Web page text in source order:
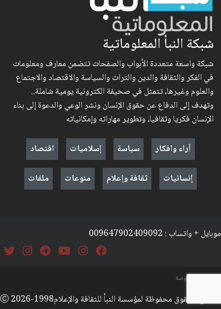
شبكة النبأ المعلوماتية
شبكة واسعة متعددة الأبواب والصفحات تتضمن معارف ومعلومات
في الفكر والثقافة والدين والتراث والسياسة والاقتصاد والاجتماع
والعلوم وغيرها، تتمثل في صحيفة الكترونية يومية شاملة..
وتهدف إلى الدفاع عن حقوق الإنسان ونشر الوعي والدعوة إلى بناء
الإنسان فكريا وثقافيا، وتطوير مهاراته وإمكانياته
آراء وافكار
سياسة إسلاميات
اقتصاد
إنسانيات
ثقافة وإعلام منوعات ملفات
موبايل + واتساب : 009647902409092
السياسة والخصوصة
جميع الحقوق محفوظة لمؤسسة النبأ للثقافة والإعلامⒸ 2026-1998